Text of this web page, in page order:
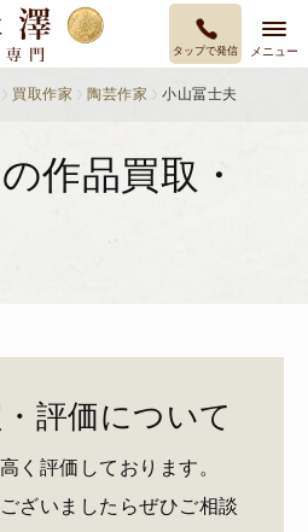
タップで発信 メニュー
買取作家 陶芸作家 小山冨士夫
作品買取・
評価について
く評価しております。
ざいましたらぜひご相談